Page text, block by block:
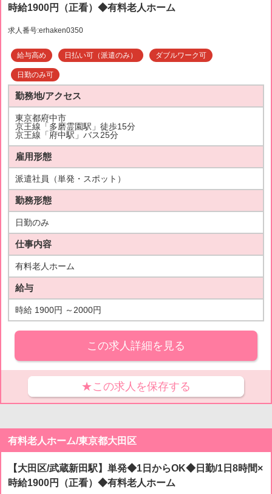
時給1900円（正看）◆有料老人ホーム
求人番号:erhaken0350
給与高め 日払い可（派遣のみ） ダブルワーク可
日勤のみ可
勤務地/アクセス
東京都府中市
京王線「多磨霊園駅」徒歩15分
京王線「府中駅」バス25分
雇用形態
派遣社員（単発・スポット）
勤務形態
日勤のみ
仕事内容
有料老人ホーム
給与
時給 1900円 ～2000円
この求人詳細を見る
★この求人を保存する
有料老人ホーム/東京都大田区
【大田区/武蔵新田駅】単発◆1日からOK◆日勤/1日8時間×
時給1900円（正看）◆有料老人ホーム